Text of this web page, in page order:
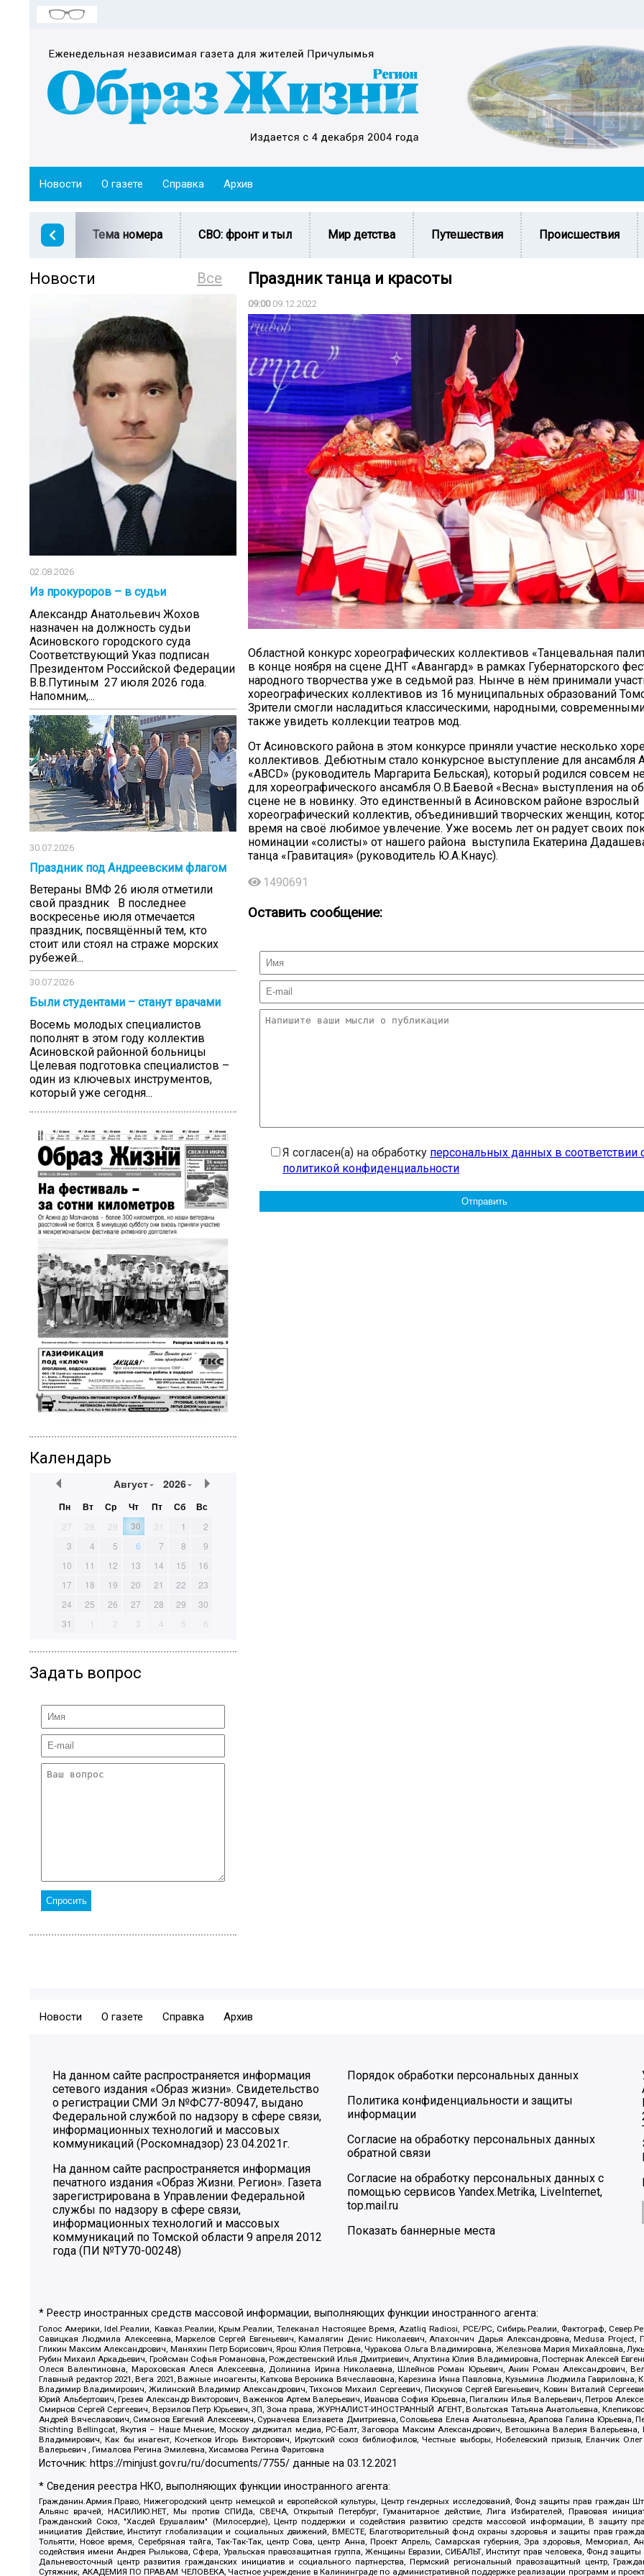
Новости О газете Справка Архив
Тема номера СВО: фронт и тыл Мир детства Путешествия Происшествия
Все
Новости
02.08.2026
Из прокуроров – в судьи
Александр Анатольевич Жохов
назначен на должность судьи
Асиновского городского суда
Соответствующий Указ подписан
Президентом Российской Федерации
В.В.Путиным 27 июля 2026 года.
Напомним,...
30.07.2026
Праздник под Андреевским флагом
Ветераны ВМФ 26 июля отметили
свой праздник В последнее
воскресенье июля отмечается
праздник, посвящённый тем, кто
стоит или стоял на страже морских
рубежей...
30.07.2026
Были студентами – станут врачами
Восемь молодых специалистов
пополнят в этом году коллектив
Асиновской районной больницы
Целевая подготовка специалистов –
один из ключевых инструментов,
который уже сегодня...
Календарь
Август 2026
Пн Вт Ср Чт Пт Сб Вс
27 28 29 30 31 1
2
3
4 5 6 7 8
9
10
11 12 13 14 15
16
17
18 19 20 21 22
23
24
25 26 27 28 29
30
31
1 2 3 4 5 6
Задать вопрос
Праздник танца и красоты
09:0009.12.2022
Областной конкурс хореографических коллективов «Танцевальная
в конце ноября на сцене ДНТ «Авангард» в рамках Губернаторского
народного творчества уже в седьмой раз. Нынче в нём принимали
хореографических коллективов из 16 муниципальных образований
Зрители смогли насладиться классическими, народными,
также увидеть коллекции театров мод.
От Асиновского района в этом конкурсе приняли участие несколько
коллективов. Дебютным стало конкурсное выступление для ансамбля
«АВСD» (руководитель Маргарита Бельская), который родился совсем
для хореографического ансамбля О.В.Баевой «Весна» выступления на
сцене не в новинку. Это единственный в Асиновском районе взрослый
хореографический коллектив, объединивший творческих женщин,
время на своё любимое увлечение. Уже восемь лет он радует своих
номинации «солисты» от нашего района выступила Екатерина
танца «Гравитация» (руководитель Ю.А.Кнаус).
1490691
Оставить сообщение:
Я согласен(а) на обработку персональных данных в соответствии
политикой конфиденциальности
20.09.2017
Посмотреть...
Новости О газете Справка Архив
На данном сайте распространяется информация
сетевого издания «Образ жизни». Свидетельство
о регистрации СМИ Эл №ФС77-80947, выдано
Федеральной службой по надзору в сфере связи,
информационных технологий и массовых
коммуникаций (Роскомнадзор) 23.04.2021г.
На данном сайте распространяется информация
печатного издания «Образ Жизни. Регион». Газета
зарегистрирована в Управлении Федеральной
службы по надзору в сфере связи,
информационных технологий и массовых
коммуникаций по Томской области 9 апреля 2012
года (ПИ №ТУ70-00248)
Порядок обработки персональных данных
Политика конфиденциальности и защиты
информации
Согласие на обработку персональных данных
обратной связи
Согласие на обработку персональных данных с
помощью сервисов Yandex.Metrika, LiveInternet,
top.mail.ru
Показать баннерные места
* Реестр иностранных средств массовой информации, выполняющих функции иностранного агента:
Голос Америки, Idel.Реалии, Кавказ.Реалии, Крым.Реалии, Телеканал Настоящее Время, Azatliq Radiosi, PCE/PC, Сибирь.Реалии, Фактограф,
Савицкая Людмила Алексеевна, Маркелов Сергей Евгеньевич, Камалягин Денис Николаевич, Апахончич Дарья Александровна, Medusa
Гликин Максим Александрович, Маняхин Петр Борисович, Ярош Юлия Петровна, Чуракова Ольга Владимировна, Железнова Мария Михайловна,
Рубин Михаил Аркадьевич, Гройсман Софья Романовна, Рождественский Илья Дмитриевич, Апухтина Юлия Владимировна, Постернак Алексей
Олеся Валентиновна, Мароховская Алеся Алексеевна, Долинина Ирина Николаевна, Шлейнов Роман Юрьевич, Анин Роман Александрович,
Главный редактор 2021, Вега 2021, Важные иноагенты, Каткова Вероника Вячеславовна, Карезина Инна Павловна, Кузьмина Людмила
Владимир Владимирович, Жилинский Владимир Александрович, Тихонов Михаил Сергеевич, Пискунов Сергей Евгеньевич, Ковин Виталий
Юрий Альбертович, Грезев Александр Викторович, Важенков Артем Валерьевич, Иванова София Юрьевна, Пигалкин Илья Валерьевич, Петров
Смирнов Сергей Сергеевич, Верзилов Петр Юрьевич, ЗП, Зона права, ЖУРНАЛИСТ-ИНОСТРАННЫЙ АГЕНТ, Вольтская Татьяна Анатольевна,
Андрей Вячеславович, Симонов Евгений Алексеевич, Сурначева Елизавета Дмитриевна, Соловьева Елена Анатольевна, Арапова Галина
Stichting Bellingcat, Якутия – Наше Мнение, Москоу диджитал медиа, РС-Балт, Заговора Максим Александрович, Ветошкина Валерия
Владимирович, Как бы инагент, Кочетков Игорь Викторович, Иркутский союз библиофилов, Честные выборы, Нобелевский призыв, Еланчик
Валерьевич , Гималова Регина Эмилевна, Хисамова Регина Фаритовна
Источник: https://minjust.gov.ru/ru/documents/7755/ данные на03.12.2021
* Сведения реестра НКО, выполняющих функции иностранного агента:
Гражданин.Армия.Право, Нижегородский центр немецкой и европейской культуры, Центр гендерных исследований, Фонд защиты прав граждан
Альянс врачей, НАСИЛИЮ.НЕТ, Мы против СПИДа, СВЕЧА, Открытый Петербург, Гуманитарное действие, Лига Избирателей, Правовая
Гражданский Союз, "Хасдей Ерушалаим" (Милосердие), Центр поддержки и содействия развитию средств массовой информации, В защиту
инициатив Действие, Институт глобализации и социальных движений, ВМЕСТЕ, Благотворительный фонд охраны здоровья и защиты прав
Тольятти, Новое время, Серебряная тайга, Так-Так-Так, центр Сова, центр Анна, Проект Апрель, Самарская губерния, Эра здоровья, Мемориал,
содействия имени Андрея Рылькова, Сфера, Уральская правозащитная группа, Женщины Евразии, СИБАЛЬТ, Институт прав человека, Фонд защиты
Дальневосточный центр развития гражданских инициатив и социального партнерства, Пермский региональный правозащитный центр,
Сутяжник, АКАДЕМИЯ ПО ПРАВАМ ЧЕЛОВЕКА, Частное учреждение в Калининграде по административной поддержке реализации программ и